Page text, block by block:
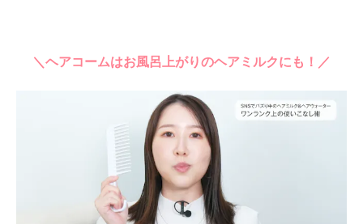
＼ヘアコームはお風呂上がりのヘアミルクにも！／